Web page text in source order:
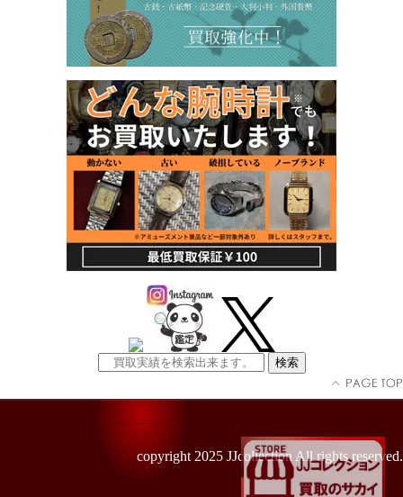
copyright 2025 JJcollection All rights reserved.